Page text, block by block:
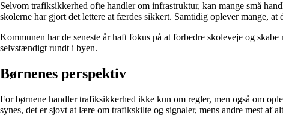
Selvom trafiksikkerhed ofte handler om infrastruktur, kan mange små
skolerne har gjort det lettere at færdes sikkert. Samtidig oplever mange,
Kommunen har de seneste år haft fokus på at forbedre skoleveje og
selvstændigt rundt i byen.
Børnenes perspektiv
For børnene handler trafiksikkerhed ikke kun om regler, men også om
synes, det er sjovt at lære om trafikskilte og signaler, mens andre mest af